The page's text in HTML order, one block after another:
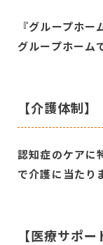
『グループホ
グループホーム
【介護体制】
認知症のケアに
で介護に当たり
【医療サポー